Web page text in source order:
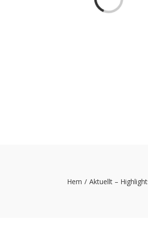
Loading...
Hem / Aktuellt –